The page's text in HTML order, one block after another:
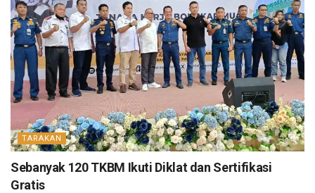
TARAKAN
Sebanyak 120 TKBM Ikuti Diklat dan Sertifikasi
Gratis